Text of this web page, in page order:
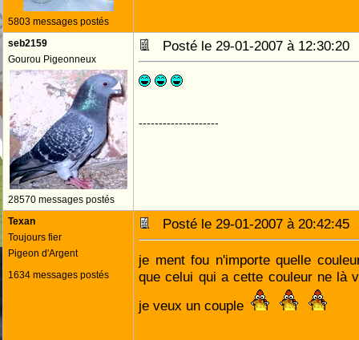
5803 messages postés
seb2159
Gourou Pigeonneux
28570 messages postés
Posté le 29-01-2007 à
--------------------
Texan
Toujours fier
Pigeon d'Argent
1634 messages postés
Posté le 29-01-2007 à
je ment fou n'importe quelle
que celui qui a cette couleur ne là
je veux un couple